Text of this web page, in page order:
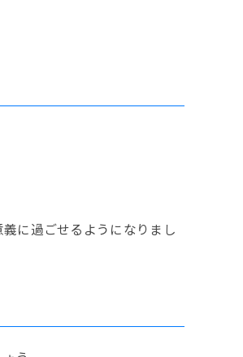
に過ごせるようになりまし